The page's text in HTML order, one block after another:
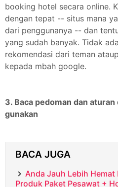
booking hotel secara online.
dengan tepat -- situs mana
dari penggunanya -- dan
yang sudah banyak. Tidak
rekomendasi dari teman
kepada mbah google.
3. Baca pedoman dan
gunakan
BACA JUGA
Anda Jauh Lebih Hemat
Produk Paket Pesawat +